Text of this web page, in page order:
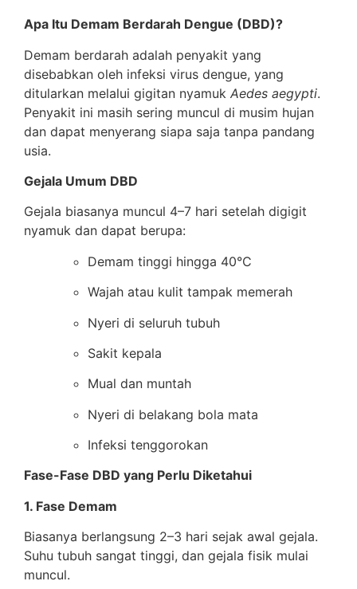
Apa Itu Demam Berdarah Dengue (DBD)?
Demam berdarah adalah penyakit yang
disebabkan oleh infeksi virus dengue, yang
ditularkan melalui gigitan nyamuk Aedes aegypti.
Penyakit ini masih sering muncul di musim hujan
dan dapat menyerang siapa saja tanpa pandang
usia.
Gejala Umum DBD
Gejala biasanya muncul 4–7 hari setelah digigit
nyamuk dan dapat berupa:
Demam tinggi hingga 40°C
Wajah atau kulit tampak memerah
Nyeri di seluruh tubuh
Sakit kepala
Mual dan muntah
Nyeri di belakang bola mata
Infeksi tenggorokan
Fase-Fase DBD yang Perlu Diketahui
1. Fase Demam
Biasanya berlangsung 2–3 hari sejak awal gejala.
Suhu tubuh sangat tinggi, dan gejala fisik mulai
muncul.